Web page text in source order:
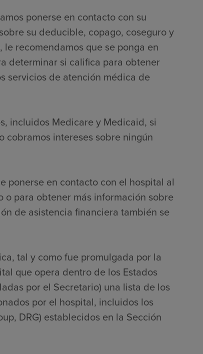
ponerse en contacto con su
su deducible, copago, coseguro y
recomendamos que se ponga en
determinar si califica para obtener
servicios de atención médica de
incluidos Medicare y Medicaid, si
cobramos intereses sobre ningún
ponerse en contacto con el hospital al
para obtener más información sobre
de asistencia financiera también se
tal y como fue promulgada por la
que opera dentro de los Estados
por el Secretario) una lista de los
por el hospital, incluidos los
DRG) establecidos en la Sección